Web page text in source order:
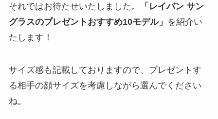
それではお待たせいたしました。
「レイバン サン
グラスのプレゼントおすすめ10モデル」 を紹介い
たします！
サイズ感も記載しておりますので、プレゼントす
る相手の顔サイズを考慮しながら選んでください
ね。